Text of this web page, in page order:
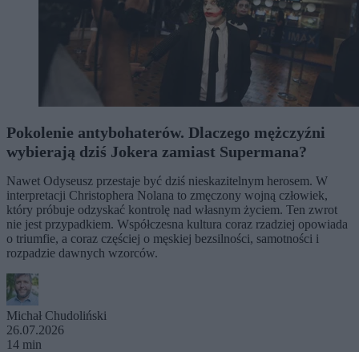
Pokolenie antybohaterów. Dlaczego mężczyźni
wybierają dziś Jokera zamiast Supermana?
Nawet Odyseusz przestaje być dziś nieskazitelnym herosem. W
interpretacji Christophera Nolana to zmęczony wojną człowiek,
który próbuje odzyskać kontrolę nad własnym życiem. Ten zwrot
nie jest przypadkiem. Współczesna kultura coraz rzadziej opowiada
o triumfie, a coraz częściej o męskiej bezsilności, samotności i
rozpadzie dawnych wzorców.
Michał Chudoliński
26.07.2026
14 min